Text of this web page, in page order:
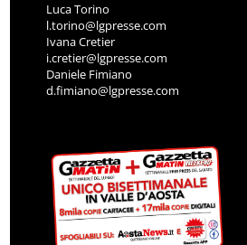
Luca Torino
l.torino@lgpresse.com
Ivana Cretier
i.cretier@lgpresse.com
Daniele Fimiano
d.fimiano@lgpresse.com